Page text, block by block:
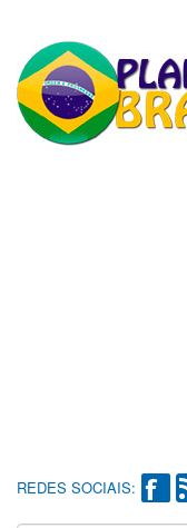
REDES SOCIAIS: